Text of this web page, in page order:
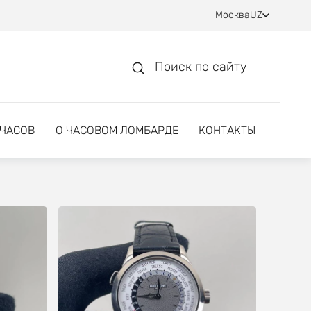
МоскваUZ
Поиск по сайту
О ЧАСОВОМ ЛОМБАРДЕ КОНТАКТЫ